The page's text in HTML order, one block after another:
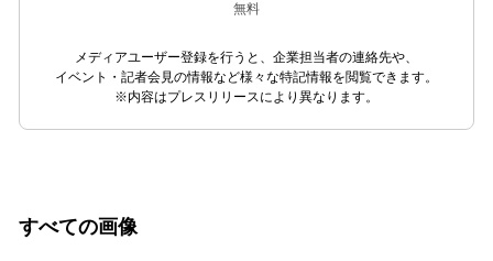
無料
メディアユーザー登録を行うと、企業担当者の連絡先や、
イベント・記者会見の情報など様々な特記情報を閲覧できます。
※内容はプレスリリースにより異なります。
すべての画像